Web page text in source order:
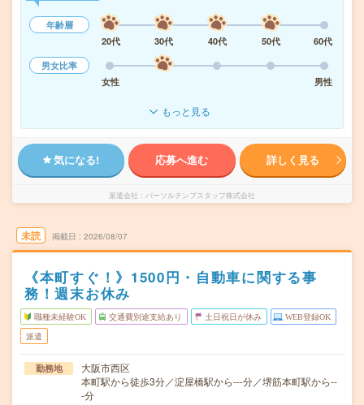
年齢層
20代
30代 40代 50代
60代
男女比率
女性
男性
もっと見る
気になる! 応募へ進む 詳しく見る
派遣会社 パーソルテンプスタッフ株式会社
未読 掲載日 2026/08/07
《本町すぐ！》1500円・自動車に関する事
務！週末お休み
職種未経験OK 交通費別途支給あり 土日祝日が休み WEB登録OK
派遣
勤務地
大阪市西区
本町駅から徒歩3分／淀屋橋駅から---分／堺筋本町駅から--
-分